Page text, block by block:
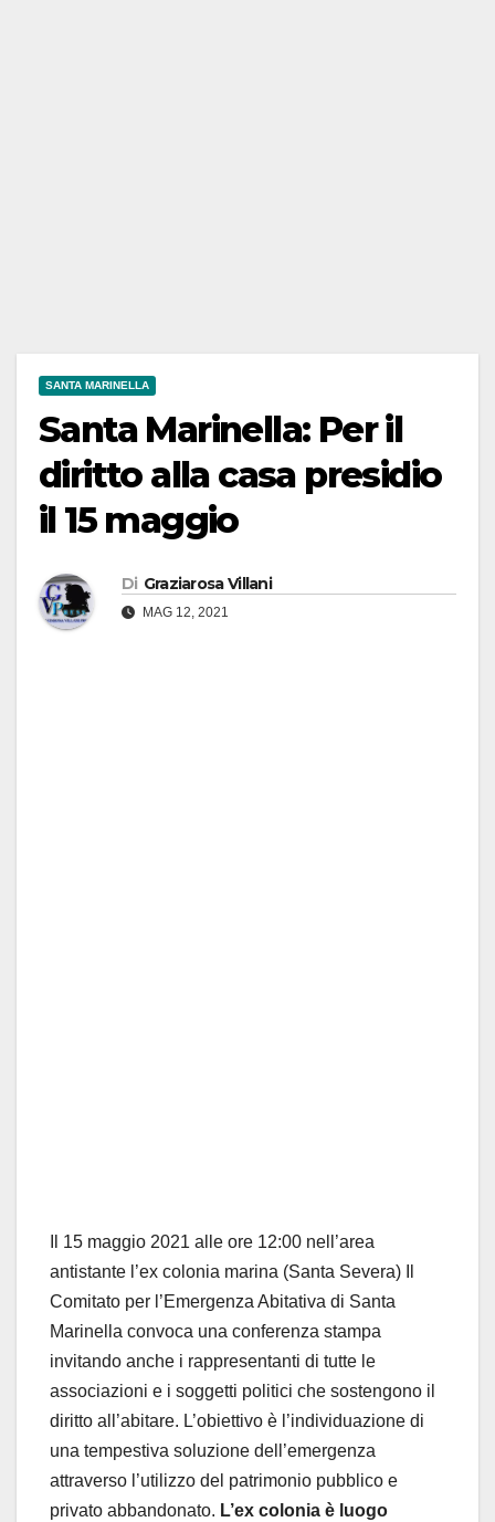
SANTA MARINELLA
Santa Marinella: Per il
diritto alla casa presidio
il 15 maggio
Di Graziarosa Villani
MAG 12, 2021
Il 15 maggio 2021 alle ore 12:00 nell’area
antistante l’ex colonia marina (Santa Severa) Il
Comitato per l’Emergenza Abitativa di Santa
Marinella convoca una conferenza stampa
invitando anche i rappresentanti di tutte le
associazioni e i soggetti politici che sostengono il
diritto all’abitare. L’obiettivo è l’individuazione di
una tempestiva soluzione dell’emergenza
attraverso l’utilizzo del patrimonio pubblico e
privato abbandonato. L’ex colonia è luogo